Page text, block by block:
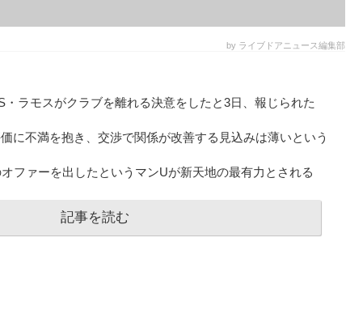
by ライブドアニュース編集部
・ラモスがクラブを離れる決意をしたと3日、報じられた
に不満を抱き、交渉で関係が改善する見込みは薄いという
ファーを出したというマンUが新天地の最有力とされる
記事を読む